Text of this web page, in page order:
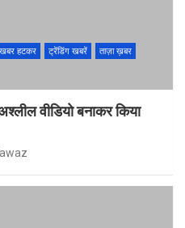
खबर हटकर ट्रेंडिंग खबरें
ताज़ा ख़बर
वीडियो बनाकर किया